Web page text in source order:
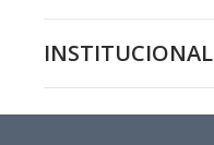
INSTITUCIONAL